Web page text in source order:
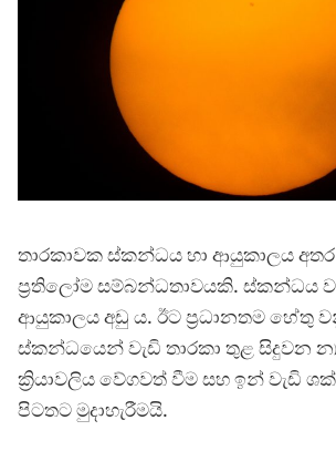
තාරකාවක ස්කන්ධය හා ආයුකාලය
ප්‍රතිලෝම සම්බන්ධතාවයකි. ස්කන්ධය
ආයුකාලය අඩු ය. ඊට ප්‍රධානතම හේතු
ස්කන්ධයෙන් වැඩි තාරකා තුළ සිදුවන
ක්‍රියාවලිය වේගවත් වීම සහ ඉන් වැඩි
පිටතට මුදාහැරීමයි.